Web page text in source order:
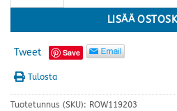
LISÄÄ
Tweet Save
Tulosta
Tuotetunnus (SKU): ROW119203